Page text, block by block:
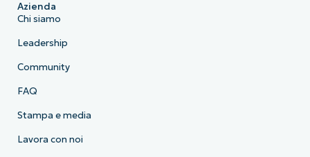
Azienda
Chi siamo
Leadership
Community
FAQ
Stampa e media
Lavora con noi